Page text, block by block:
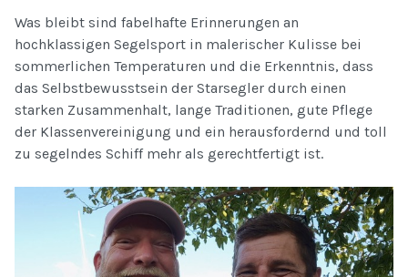
Was bleibt sind fabelhafte Erinnerungen an
hochklassigen Segelsport in malerischer Kulisse bei
sommerlichen Temperaturen und die Erkenntnis, dass
das Selbstbewusstsein der Starsegler durch einen
starken Zusammenhalt, lange Traditionen, gute Pflege
der Klassenvereinigung und ein herausfordernd und toll
zu segelndes Schiff mehr als gerechtfertigt ist.